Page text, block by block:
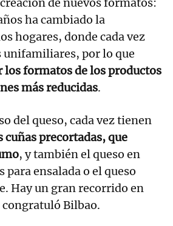
de nuevos formatos:
ha cambiado la
hogares, donde cada vez
unifamiliares, por lo que
los formatos de los productos
más reducidas.
del queso, cada vez tienen
cuñas precortadas, que
, y también el queso en
para ensalada o el queso
Hay un gran recorrido en
Bilbao.